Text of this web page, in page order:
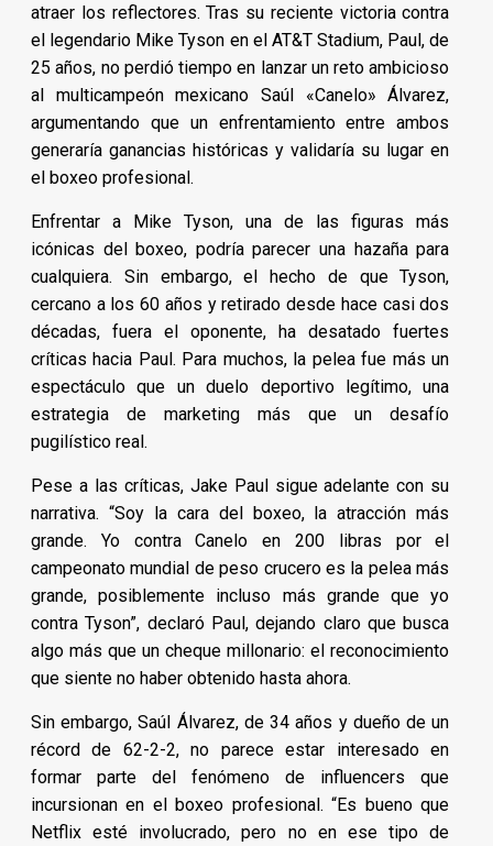
atraer los reflectores. Tras su reciente victoria contra
el legendario Mike Tyson en el AT&T Stadium, Paul, de
25 años, no perdió tiempo en lanzar un reto ambicioso
al multicampeón mexicano Saúl «Canelo» Álvarez,
argumentando que un enfrentamiento entre ambos
generaría ganancias históricas y validaría su lugar en
el boxeo profesional.
Enfrentar a Mike Tyson, una de las figuras más
icónicas del boxeo, podría parecer una hazaña para
cualquiera. Sin embargo, el hecho de que Tyson,
cercano a los 60 años y retirado desde hace casi dos
décadas, fuera el oponente, ha desatado fuertes
críticas hacia Paul. Para muchos, la pelea fue más un
espectáculo que un duelo deportivo legítimo, una
estrategia de marketing más que un desafío
pugilístico real.
Pese a las críticas, Jake Paul sigue adelante con su
narrativa. “Soy la cara del boxeo, la atracción más
grande. Yo contra Canelo en 200 libras por el
campeonato mundial de peso crucero es la pelea más
grande, posiblemente incluso más grande que yo
contra Tyson”, declaró Paul, dejando claro que busca
algo más que un cheque millonario: el reconocimiento
que siente no haber obtenido hasta ahora.
Sin embargo, Saúl Álvarez, de 34 años y dueño de un
récord de 62-2-2, no parece estar interesado en
formar parte del fenómeno de influencers que
incursionan en el boxeo profesional. “Es bueno que
Netflix esté involucrado, pero no en ese tipo de